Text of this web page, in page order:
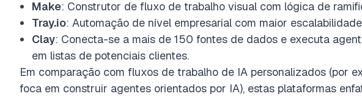
Make: Construtor de fluxo de trabalho visual com lógica de
Tray.io: Automação de nível empresarial com maior
Clay: Conecta-se a mais de 150 fontes de dados e executa
em listas de potenciais clientes.
Em comparação com fluxos de trabalho de IA personalizados (por
foca em construir agentes orientados por IA), estas plataformas